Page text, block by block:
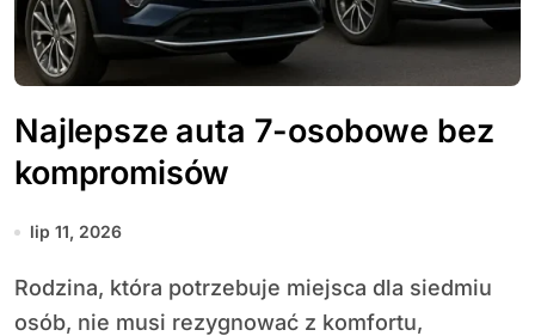
Najlepsze auta 7-osobowe bez
kompromisów
lip 11, 2026
Rodzina, która potrzebuje miejsca dla siedmiu
osób, nie musi rezygnować z komfortu,